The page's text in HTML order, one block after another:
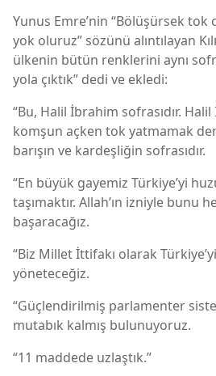
Yunus Emre’nin “Bölüşürsek
yok oluruz” sözünü alıntılayan
ülkenin bütün renklerini aynı
yola çıktık” dedi ve ekledi:
“Bu, Halil İbrahim sofrasıdır.
komşun açken tok yatmamak
barışın ve kardeşliğin sofrasıdır.
“En büyük gayemiz Türkiye’yi
taşımaktır. Allah’ın izniyle bunu
başaracağız.
“Biz Millet İttifakı olarak
yöneteceğiz.
“Güçlendirilmiş parlamenter
mutabık kalmış bulunuyoruz.
“11 maddede uzlaştık.”